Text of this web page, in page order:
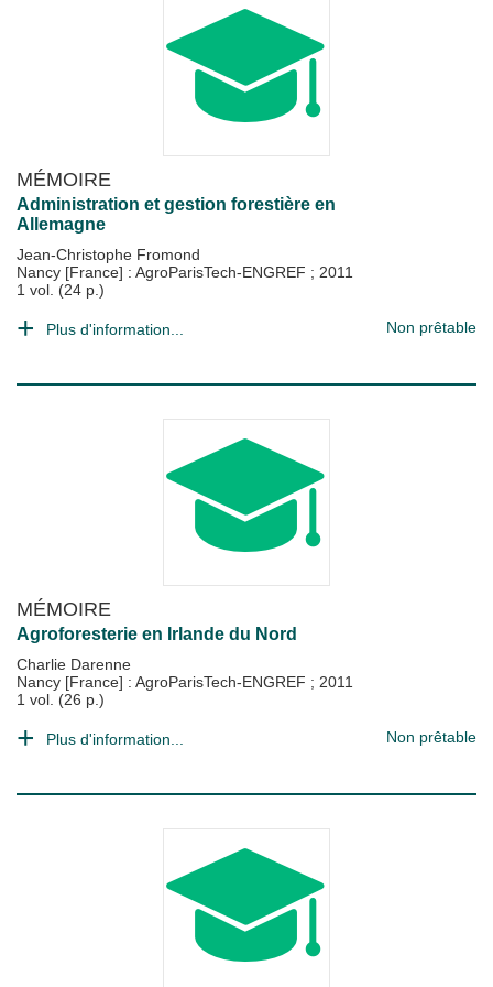
MÉMOIRE
Administration et gestion forestière en
Allemagne
Jean-Christophe Fromond
Nancy [France] : AgroParisTech-ENGREF ; 2011
1 vol. (24 p.)
Plus d'information... Non prêtable
MÉMOIRE
Agroforesterie en Irlande du Nord
Charlie Darenne
Nancy [France] : AgroParisTech-ENGREF ; 2011
1 vol. (26 p.)
Plus d'information... Non prêtable